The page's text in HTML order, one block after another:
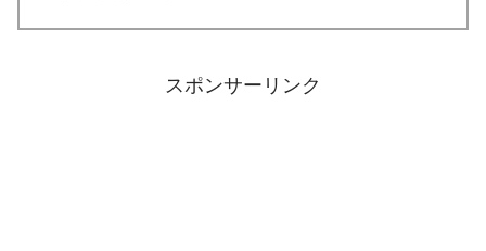
スポンサーリンク